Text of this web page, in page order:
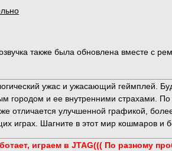
также была обновлена ​​вместе с
ужас и ужасающий геймплей.
городом и ее внутренними страхами.
отличается улучшенной графикой,
играх. Шагните в этот мир кошмаров и
играем в JTAG((( По разному